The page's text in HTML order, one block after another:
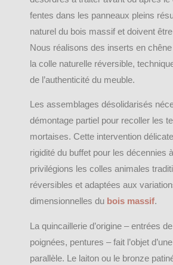
fentes dans les panneaux pleins
naturel du bois massif et doivent
Nous réalisons des inserts en
la colle naturelle réversible,
de l’authenticité du meuble.
Les assemblages désolidarisés
démontage partiel pour recoller les
mortaises. Cette intervention
rigidité du buffet pour les décennies
privilégions les colles animales
réversibles et adaptées aux
dimensionnelles du bois massif.
La quincaillerie d’origine – entrées
poignées, pentures – fait l’objet
parallèle. Le laiton ou le bronze